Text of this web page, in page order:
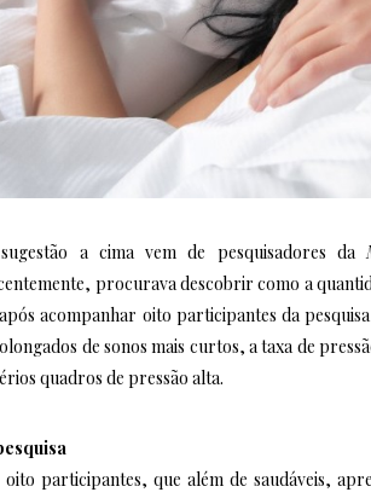
a cima vem de pesquisadores da
procurava descobrir como a
acompanhar oito participantes da
de sonos mais curtos, a taxa de
quadros de pressão alta.
oito participantes, que além de saudáveis,